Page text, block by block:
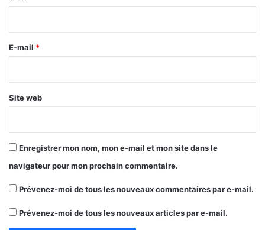
e
E-mail *
Site web
Enregistrer mon nom, mon e-mail et mon site dans le
navigateur pour mon prochain commentaire.
Prévenez-moi de tous les nouveaux commentaires par e-mail.
Prévenez-moi de tous les nouveaux articles par e-mail.